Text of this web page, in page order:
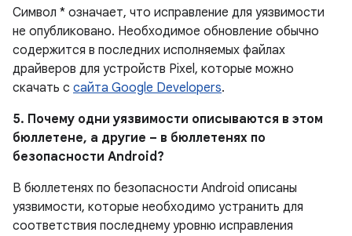
Символ * означает, что исправление для уязвимости
не опубликовано. Необходимое обновление обычно
содержится в последних исполняемых файлах
драйверов для устройств Pixel, которые можно
скачать с сайта Google Developers.
5. Почему одни уязвимости описываются в этом
бюллетене, а другие – в бюллетенях по
безопасности Android?
В бюллетенях по безопасности Android описаны
уязвимости, которые необходимо устранить для
соответствия последнему уровню исправления